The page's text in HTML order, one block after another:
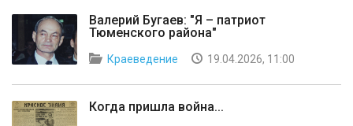
Валерий Бугаев: "Я – патриот
Тюменского района"
Краеведение 19.04.2026, 11:00
Когда пришла война...